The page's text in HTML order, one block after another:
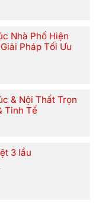
Nhà Phố Hiện
Pháp Tối Ưu
& Nội Thất Trọn
Tinh Tế
3 lầu